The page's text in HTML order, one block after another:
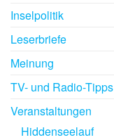
Inselpolitik
Leserbriefe
Meinung
TV- und Radio-Tipps
Veranstaltungen
Hiddenseelauf